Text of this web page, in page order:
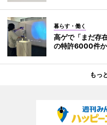
暮らす・働く
高ゲで「まだ存
の特許6000件
もっ